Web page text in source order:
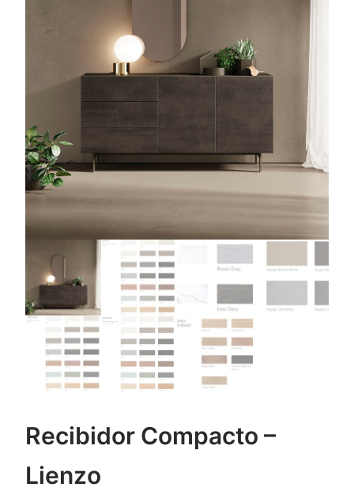
Recibidor Compacto –
Lienzo